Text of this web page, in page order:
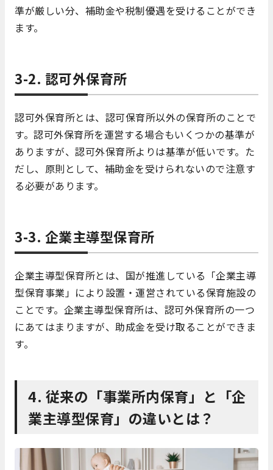
準が厳しい分、補助金や税制優遇を受けることができ
ます。
3-2. 認可外保育所
認可外保育所とは、認可保育所以外の保育所のことで
す。認可外保育所を運営する場合もいくつかの基準が
ありますが、認可外保育所よりは基準が低いです。た
だし、原則として、補助金を受けられないので注意す
る必要があります。
3-3. 企業主導型保育所
企業主導型保育所とは、国が推進している「企業主導
型保育事業」により設置・運営されている保育施設の
ことです。企業主導型保育所は、認可外保育所の一つ
にあてはまりますが、助成金を受け取ることができま
す。
4. 従来の「事業所内保育」と「企
業主導型保育」の違いとは？